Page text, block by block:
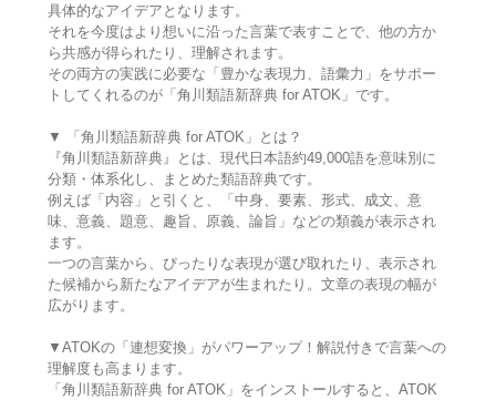
具体的なアイデアとなります。
それを今度はより想いに沿った言葉で表すことで、他の方か
ら共感が得られたり、理解されます。
その両方の実践に必要な「豊かな表現力、語彙力」をサポー
トしてくれるのが「角川類語新辞典 for ATOK」です。
▼ 「角川類語新辞典 for ATOK」とは？
『角川類語新辞典』とは、現代日本語約49,000語を意味別に
分類・体系化し、まとめた類語辞典です。
例えば「内容」と引くと、「中身、要素、形式、成文、意
味、意義、題意、趣旨、原義、論旨」などの類義が表示され
ます。
一つの言葉から、ぴったりな表現が選び取れたり、表示され
た候補から新たなアイデアが生まれたり。文章の表現の幅が
広がります。
▼ATOKの「連想変換」がパワーアップ！解説付きで言葉への
理解度も高まります。
「角川類語新辞典 for ATOK」をインストールすると、ATOK